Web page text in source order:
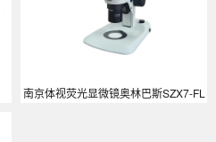
南京体视荧光显微镜奥林巴斯SZX7-FL